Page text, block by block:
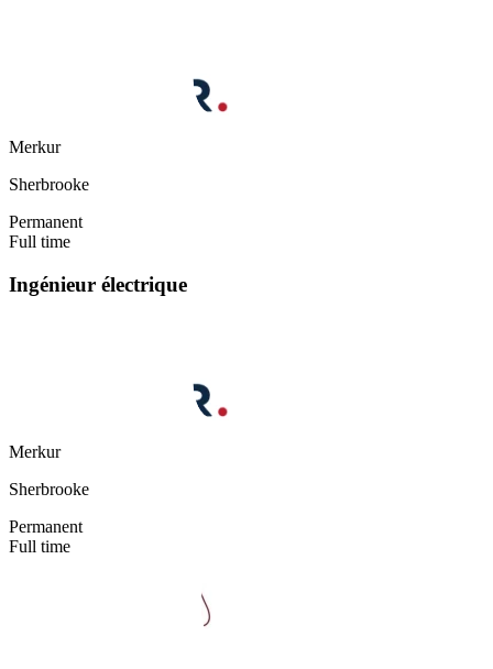
Merkur
Sherbrooke
Permanent
Full time
Ingénieur électrique
Merkur
Sherbrooke
Permanent
Full time